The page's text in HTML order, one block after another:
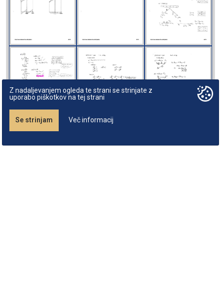
Z nadaljevanjem ogleda te strani se strinjate z
uporabo piškotkov na tej strani
Se strinjam Več informacij